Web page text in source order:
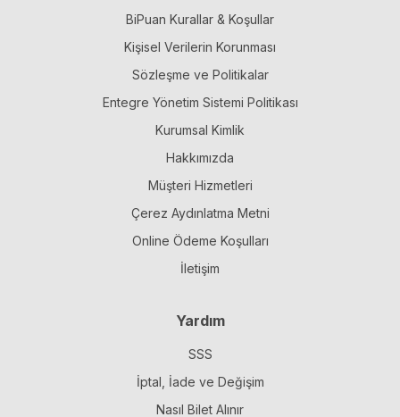
BiPuan Kurallar & Koşullar
Kişisel Verilerin Korunması
Sözleşme ve Politikalar
Entegre Yönetim Sistemi Politikası
Kurumsal Kimlik
Hakkımızda
Müşteri Hizmetleri
Çerez Aydınlatma Metni
Online Ödeme Koşulları
İletişim
Yardım
SSS
İptal, İade ve Değişim
Nasıl Bilet Alınır